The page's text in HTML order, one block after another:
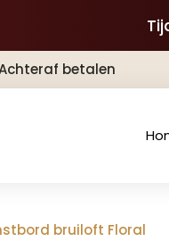
betalen
bruiloft Floral